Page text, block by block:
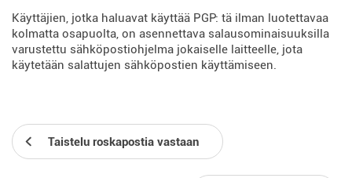
Käyttäjien, jotka haluavat käyttää PGP: tä ilman luotettavaa
kolmatta osapuolta, on asennettava salausominaisuuksilla
varustettu sähköpostiohjelma jokaiselle laitteelle, jota
käytetään salattujen sähköpostien käyttämiseen.
Taistelu roskapostia vastaan